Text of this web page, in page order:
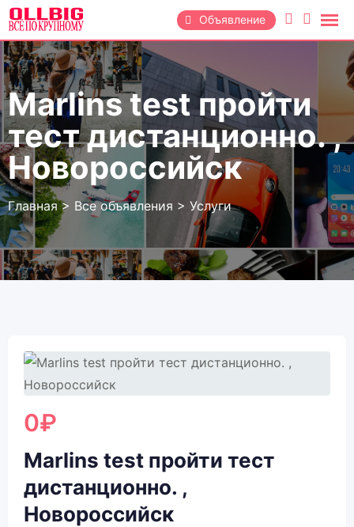
Перейти
содержанию
Объявление
Marlins test пройти
тест дистанционно. ,
Новороссийск
Главная> Все объявления > Услуги
0₽
Marlins test пройти тест
дистанционно. ,
Новороссийск